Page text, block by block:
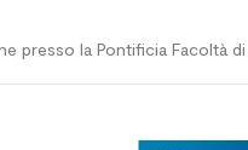
presso la Pontificia Facoltà di